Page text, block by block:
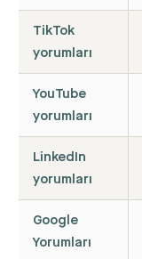
TikTok
yorumları
YouTube
yorumları
LinkedIn
yorumları
Google
Yorumları